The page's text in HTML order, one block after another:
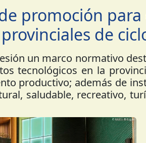
promoción para
de
un marco normativo
tecnológicos en la
productivo; además de
saludable, recreativo,